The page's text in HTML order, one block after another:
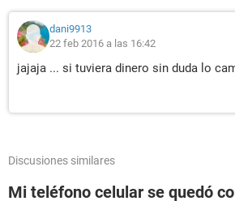
dani9913
22 feb 2016 a las 16:42
jajaja ... si tuviera dinero sin duda lo
Discusiones similares
Mi teléfono celular se quedó